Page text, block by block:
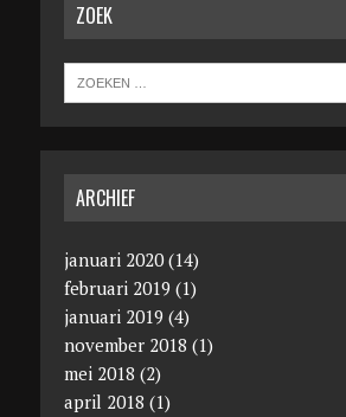
ZOEK
ARCHIEF
januari 2020(14)
februari 2019 (1)
januari 2019 (4)
november 2018 (1)
mei 2018 (2)
april 2018 (1)